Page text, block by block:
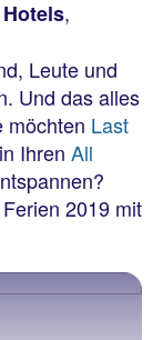
,
Leute und
Und das alles
möchten Last
Ihren All
2019 mit